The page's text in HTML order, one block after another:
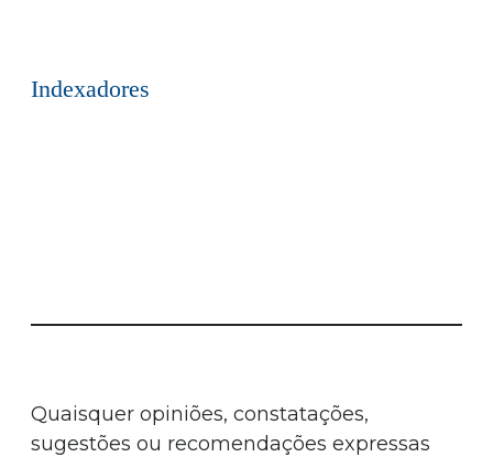
Indexadores
Quaisquer opiniões, constatações,
sugestões ou recomendações expressas